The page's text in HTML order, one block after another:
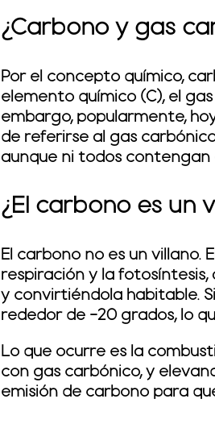
¿Carbono y gas
Por el concepto químico,
elemento químico (C), el
embargo, popularmente,
de referirse al gas
aunque ni todos
¿El carbono es un
El carbono no es un villano.
respiración y la
y convirtiéndola habitable.
rededor de -20 grados, lo
Lo que ocurre es la
con gas carbónico, y
emisión de carbono para